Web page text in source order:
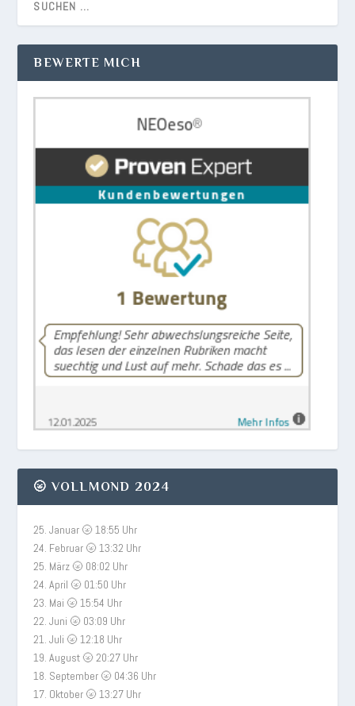
BEWERTE MICH
🌝 VOLLMOND 2024
25. Januar 🌝 18:55 Uhr
24. Februar 🌝 13:32 Uhr
25. März 🌝 08:02 Uhr
24. April 🌝 01:50 Uhr
23. Mai 🌝 15:54 Uhr
22. Juni 🌝 03:09 Uhr
21. Juli 🌝 12:18 Uhr
19. August 🌝 20:27 Uhr
18. September 🌝 04:36 Uhr
17. Oktober 🌝 13:27 Uhr